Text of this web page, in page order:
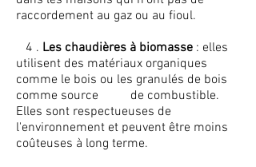
raccordement au gaz ou au fioul.
4 . Les chaudières à biomasse : elles
utilisent des matériaux organiques
comme le bois ou les granulés de bois
comme source de combustible.
Elles sont respectueuses de
l'environnement et peuvent être moins
coûteuses à long terme.